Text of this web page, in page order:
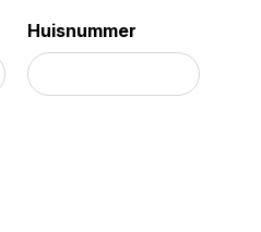
Huisnummer